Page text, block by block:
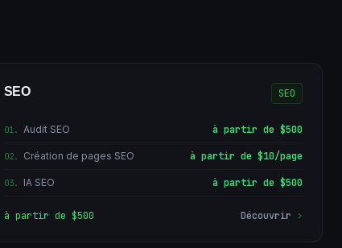
SEO SEO
01. Audit SEO à partir de $500
02. Création de pages SEO à partir de $10/page
03. IA SEO à partir de $500
à partir de $500 Découvrir ›